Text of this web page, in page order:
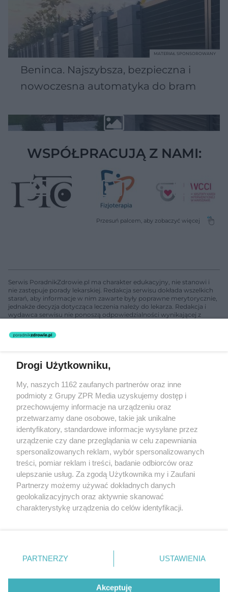
Beninca. Najszybsza, bezpieczna i
nowoczesna automatyka do bram
MATERIAŁ SPONSOROWANY
WSPÓŁPRACUJĄ Z NAMI:
Serwis PoradnikZdrowie.pl ma charakter edukacyjny, nie stanowi i
nie zastępuje porady lekarskiej. Redakcja serwisu dokłada wszelkich
starań, aby informacje w nim zawarte były poprawne merytorycznie,
jednakże decyzja dotycząca leczenia należy do lekarza. Redakcja i
wydawca serwisu nie ponoszą odpowiedzialności wynikającej z
nie prowadzi działalności leczniczej polegającej na udzielaniu
świadczeń zdrowotnych w rozumieniu art. 3 ust 1 ustawy o
Żaden utwór zamieszczony w serwisie nie może być powielany i
rozpowszechniany lub dalej rozpowszechniany w jakikolwiek sposób
(w tym także elektroniczny lub mechaniczny) na jakimkolwiek polu
eksploatacji w jakiejkolwiek formie, włącznie z umieszczaniem w
Internecie bez pisemnej zgody właściciela praw. Jakiekolwiek użycie
lub wykorzystanie utworów w całości lub w części z naruszeniem
prawa, tzn. bez właściwej zgody, jest zabronione pod groźbą kary i
może być ścigane prawnie.
O nas
Nasze serwisy
Drogi Użytkowniku,
My, naszych 1162 zaufanych partnerów oraz inne
podmioty z Grupy ZPR Media uzyskujemy dostęp i
przechowujemy informacje na urządzeniu oraz
przetwarzamy dane osobowe, takie jak unikalne
identyfikatory, standardowe informacje wysyłane przez
urządzenie czy dane przeglądania w celu zapewniania
spersonalizowanych reklam, wybór spersonalizowanych
treści, pomiar reklam i treści, badanie odbiorców oraz
ulepszanie usług. Za zgodą Użytkownika my i Zaufani
Partnerzy możemy używać dokładnych danych
geolokalizacyjnych oraz aktywnie skanować
charakterystykę urządzenia do celów identyfikacji.
zmienić/wycofać klikając przycisk ustawień prywatności
znajdujący się w lewym dolnym rogu strony
rodzaje przetwarzania danych nie wymagają zgody
użytkownika, ale masz prawo sprzeciwić się takiemu
PARTNERZY USTAWIENIA
Akceptuję